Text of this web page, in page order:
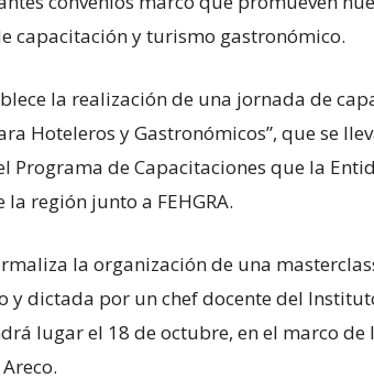
capacitación y turismo gastronómico.
la realización de una jornada de
Hoteleros y Gastronómicos”, que se
Programa de Capacitaciones que la
región junto a FEHGRA.
la organización de una
y dictada por un chef docente del
lugar el 18 de octubre, en el marco de